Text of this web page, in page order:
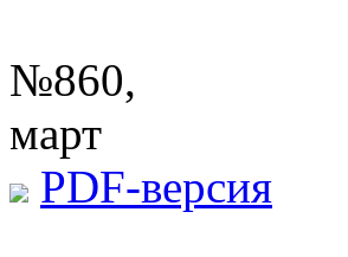
№860,
март
PDF-версия